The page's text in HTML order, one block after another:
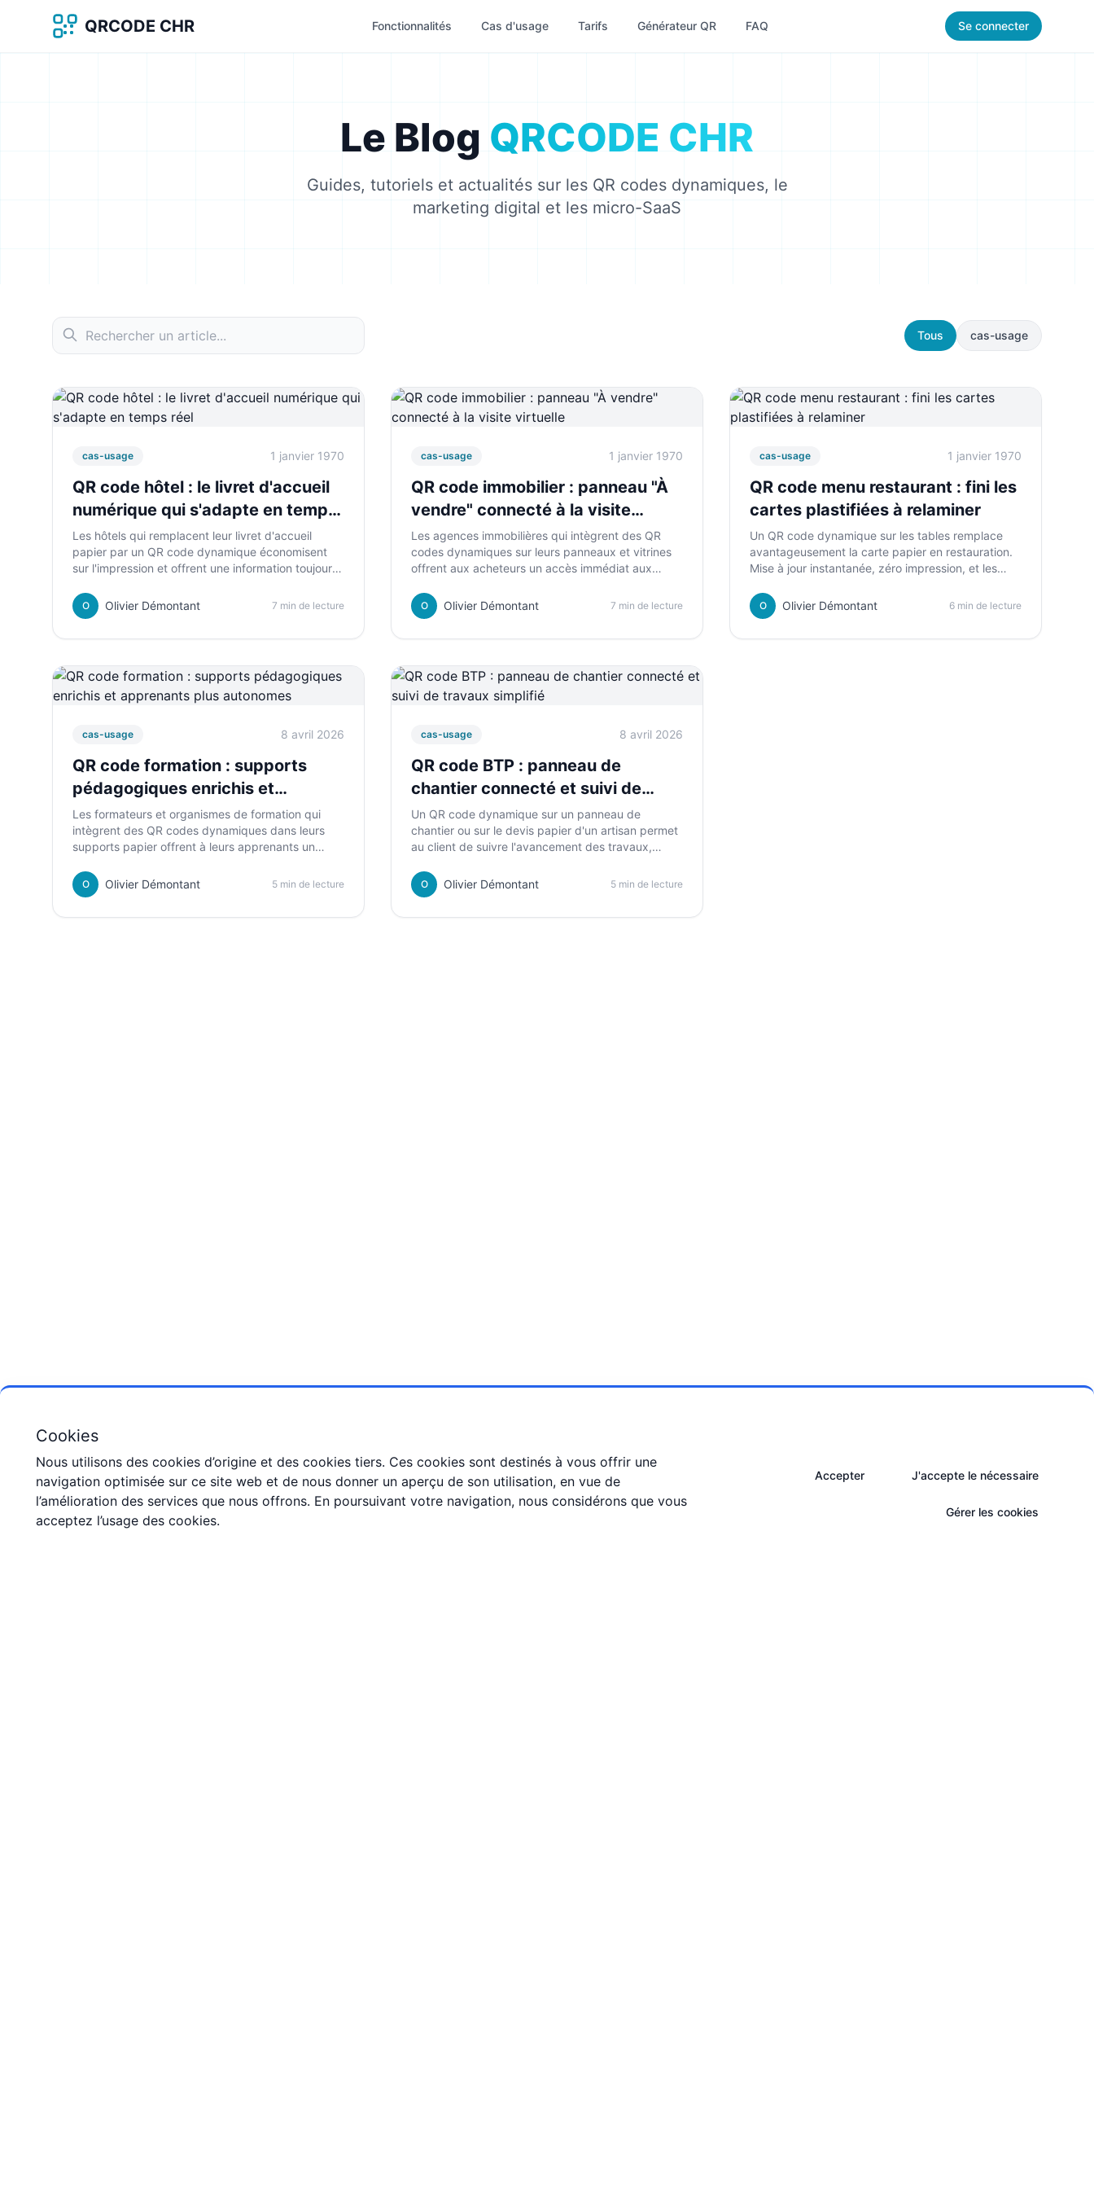
Cookies
Nous utilisons des cookies d’origine et des cookies tiers. Ces cookies sont destinés à vous offrir une
navigation optimisée sur ce site web et de nous donner un aperçu de son utilisation, en vue de
l’amélioration des services que nous offrons. En poursuivant votre navigation, nous considérons que vous
acceptez l’usage des cookies.
Accepter J'accepte le nécessaire
Gérer les cookies
QRCODE CHR Fonctionnalités Cas d'usage Tarifs Générateur QR FAQ Se connecter
Le Blog QRCODE CHR
Guides, tutoriels et actualités sur les QR codes dynamiques, le
marketing digital et les micro-SaaS
Tous cas-usage
cas-usage 1 janvier 1970
QR code hôtel : le livret d'accueil
numérique qui s'adapte en temps
réel
Les hôtels qui remplacent leur livret d'accueil
papier par un QR code dynamique économisent
sur l'impression et offrent une information toujours
bénéfices concrets pour la relation client.
O Olivier Démontant 7 min de lecture
cas-usage 1 janvier 1970
QR code immobilier : panneau "À
vendre" connecté à la visite
virtuelle
Les agences immobilières qui intègrent des QR
codes dynamiques sur leurs panneaux et vitrines
offrent aux acheteurs un accès immédiat aux
Un outil simple qui génère plus de contacts
qualifiés.
O Olivier Démontant 7 min de lecture
cas-usage 1 janvier 1970
QR code menu restaurant : fini les
cartes plastifiées à relaminer
Un QR code dynamique sur les tables remplace
avantageusement la carte papier en restauration.
Mise à jour instantanée, zéro impression, et les
en deux secondes.
O Olivier Démontant 6 min de lecture
cas-usage 8 avril 2026
QR code formation : supports
pédagogiques enrichis et
apprenants plus autonomes
Les formateurs et organismes de formation qui
intègrent des QR codes dynamiques dans leurs
supports papier offrent à leurs apprenants un
vidéos et exercices — sans redonner l'URL à voix
haute.
O Olivier Démontant 5 min de lecture
cas-usage 8 avril 2026
QR code BTP : panneau de
chantier connecté et suivi de
travaux simplifié
Un QR code dynamique sur un panneau de
chantier ou sur le devis papier d'un artisan permet
au client de suivre l'avancement des travaux,
l'entreprise. Simple à mettre en place, fort en
valeur perçue.
O Olivier Démontant 5 min de lecture